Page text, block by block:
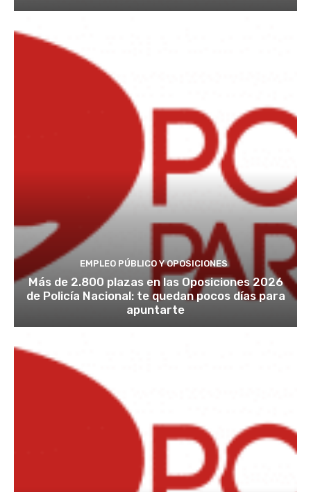
EMPLEO PÚBLICO Y OPOSICIONES
Más de 2.800 plazas en las Oposiciones 2026
de Policía Nacional: te quedan pocos días para
apuntarte